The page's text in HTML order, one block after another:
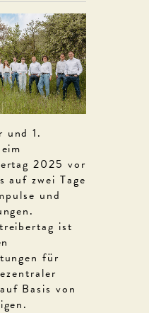
und 1.
2025 vor
auf zwei Tage
und
ist
für
Basis von